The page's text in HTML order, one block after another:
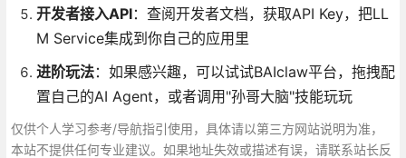
开发者接入API：查阅开发者文档，获取API Key，把LL
M Service集成到你自己的应用里
进阶玩法：如果感兴趣，可以试试BAIclaw平台，拖拽配
置自己的AI Agent，或者调用"孙哥大脑"技能玩玩
仅供个人学习参考/导航指引使用，具体请以第三方网站说明为准，
本站不提供任何专业建议。如果地址失效或描述有误，请联系站长反